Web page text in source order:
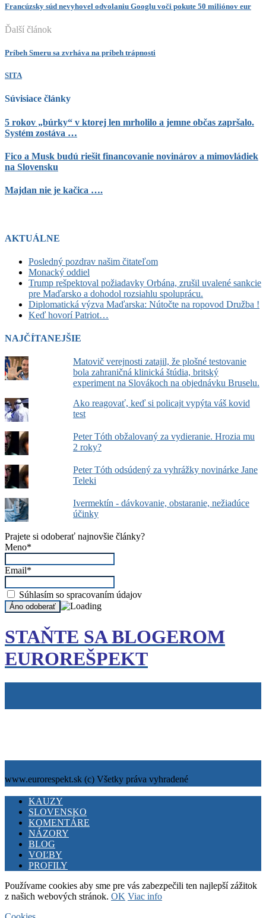
Francúzsky súd nevyhovel odvolaniu Googlu voči pokute 50 miliónov eur
Ďalší článok
Príbeh Smeru sa zvrháva na príbeh trápnosti
SITA
Súvisiace články
5 rokov „búrky“ v ktorej len mrholilo a jemne občas zapršalo.
Systém zostáva …
Fico a Musk budú riešit financovanie novinárov a mimovládiek
na Slovensku
Majdan nie je kačica ….
AKTUÁLNE
Posledný pozdrav našim čitateľom
Monacký oddiel
Trump rešpektoval požiadavky Orbána, zrušil uvalené sankcie
pre Maďarsko a dohodol rozsiahlu spoluprácu.
Diplomatická výzva Maďarska: Nútočte na ropovod Družba !
Keď hovorí Patriot…
NAJČÍTANEJŠIE
Matovič verejnosti zatajil, že plošné testovanie
bola zahraničná klinická štúdia, britský
experiment na Slovákoch na objednávku Bruselu.
Ako reagovať, keď si policajt vypýta váš kovid
test
Peter Tóth obžalovaný za vydieranie. Hrozia mu
2 roky?
Peter Tóth odsúdený za vyhrážky novinárke Jane
Teleki
Ivermektín - dávkovanie, obstaranie, nežiadúce
účinky
Prajete si odoberať najnovšie články?
Meno*
Email*
Súhlasím so spracovaním údajov
STAŇTE SA BLOGEROM
EUROREŠPEKT
www.eurorespekt.sk (c) Všetky práva vyhradené
Facebook
Twitter
YoutubeKAUZY
SLOVENSKO
KOMENTÁRE
NÁZORY
BLOG
VOĽBY
PROFILY
Používame cookies aby sme pre vás zabezpečili ten najlepší zážitok
z našich webových stránok. OK Viac info